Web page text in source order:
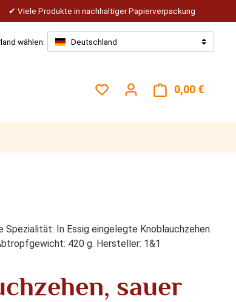
Viele Produkte in nachhaltiger Papierverpackung
wählen: Deutschland
Du hast 0 Produkte auf
0,00 €
Spezialität: In Essig eingelegte Knoblauchzehen.
420 g. Hersteller: 1&1
sauer